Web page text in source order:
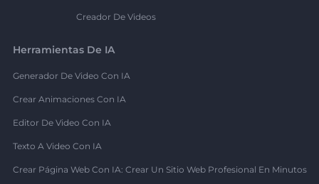
Creador De Videos
Herramientas De IA
Generador De Video Con IA
Crear Animaciones Con IA
Editor De Video Con IA
Texto A Video Con IA
Crear Página Web Con IA: Crear Un Sitio Web Profesional En Minutos